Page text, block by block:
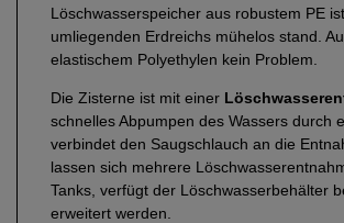
Löschwasserspeicher aus robustem PE
umliegenden Erdreichs mühelos stand.
elastischem Polyethylen kein Problem.
Die Zisterne ist mit einer
schnelles Abpumpen des Wassers durch
verbindet den Saugschlauch an die
lassen sich mehrere
Tanks, verfügt der Löschwasserbehälter
erweitert werden.